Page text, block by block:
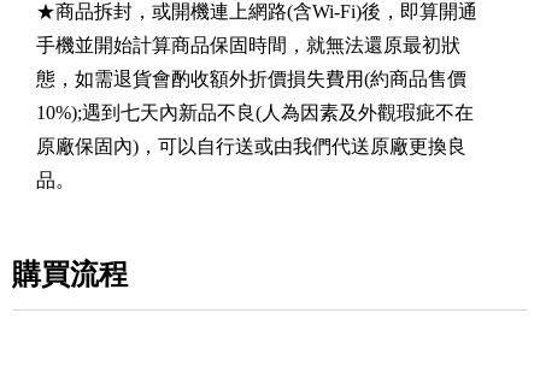
★商品拆封，或開機連上網路(含Wi-Fi)後，即算開通
手機並開始計算商品保固時間，就無法還原最初狀
態，如需退貨會酌收額外折價損失費用(約商品售價
10%);遇到七天內新品不良(人為因素及外觀瑕疵不在
原廠保固內)，可以自行送或由我們代送原廠更換良
品。
購買流程